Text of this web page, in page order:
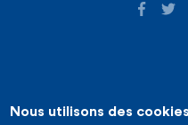
©2026 ICHEC |
Nous utilisons des